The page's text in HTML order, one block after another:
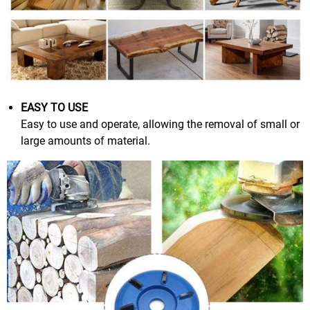
EASY TO USE
Easy to use and operate, allowing the removal of small or
large amounts of material.